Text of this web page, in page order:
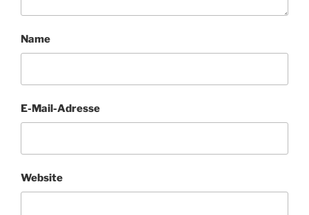
Name
E-Mail-Adresse
Website